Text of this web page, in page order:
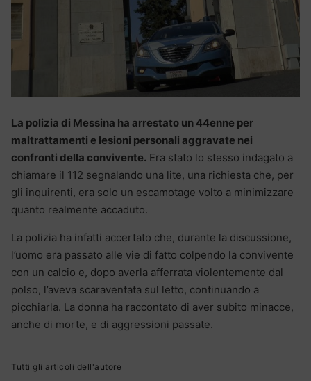
La polizia di Messina ha arrestato un 44enne per
maltrattamenti e lesioni personali aggravate nei
confronti della convivente. Era stato lo stesso indagato a
chiamare il 112 segnalando una lite, una richiesta che, per
gli inquirenti, era solo un escamotage volto a minimizzare
quanto realmente accaduto.
La polizia ha infatti accertato che, durante la discussione,
l’uomo era passato alle vie di fatto colpendo la convivente
con un calcio e, dopo averla afferrata violentemente dal
polso, l’aveva scaraventata sul letto, continuando a
picchiarla. La donna ha raccontato di aver subito minacce,
anche di morte, e di aggressioni passate.
Tutti gli articoli dell'autore